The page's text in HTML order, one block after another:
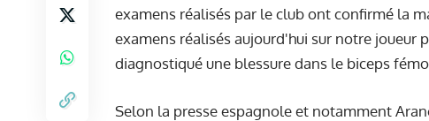
examens réalisés par le club ont confirmé la
examens réalisés aujourd'hui sur notre joueur
diagnostiqué une blessure dans le biceps
Selon la presse espagnole et notamment